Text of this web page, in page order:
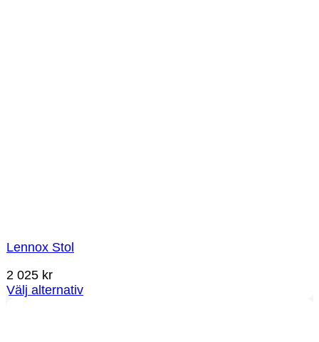
Lennox Stol
2 025 kr
Välj alternativ